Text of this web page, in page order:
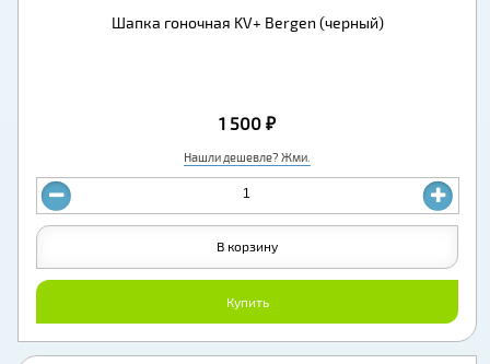
Шапка гоночная KV+ Bergen (черный)
Нашли дешевле? Жми.
1 500 ₽
Купить
В корзину